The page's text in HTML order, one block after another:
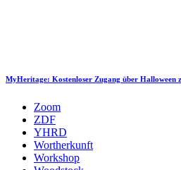
MyHeritage: Kostenloser Zugang über Halloween
Zoom
ZDF
YHRD
Wortherkunft
Workshop